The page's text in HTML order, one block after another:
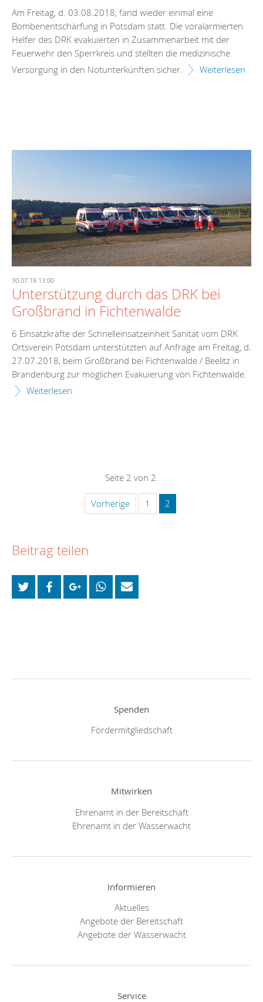
Am Freitag, d. 03.08.2018, fand wieder einmal eine
Bombenentschärfung in Potsdam statt. Die voralarmierten
Helfer des DRK evakuierten in Zusammenarbeit mit der
Feuerwehr den Sperrkreis und stellten die medizinische
Versorgung in den Notunterkünften sicher.
Weiterlesen
30.07.18 13:00
Unterstützung durch das DRK bei
Großbrand in Fichtenwalde
6 Einsatzkräfte der Schnelleinsatzeinheit Sanität vom DRK
Ortsverein Potsdam unterstützten auf Anfrage am Freitag, d.
27.07.2018, beim Großbrand bei Fichtenwalde / Beelitz in
Brandenburg zur möglichen Evakuierung von Fichtenwalde.
Weiterlesen
Seite 2 von 2.
Vorherige 1 2
Beitrag teilen
Spenden
Fördermitgliedschaft
Mitwirken
Ehrenamt in der Bereitschaft
Ehrenamt in der Wasserwacht
Informieren
Aktuelles
Angebote der Bereitschaft
Angebote der Wasserwacht
Service